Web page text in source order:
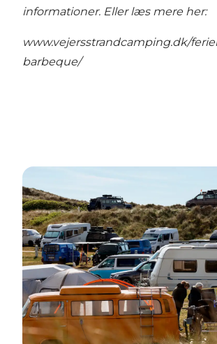
informationer. Eller læs mere her:
www.vejersstrandcamping.dk/
barbeque/